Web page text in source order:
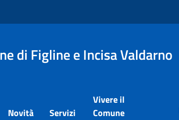
di Figline e Incisa Valdarno
Novità Servizi
Vivere il
Comune